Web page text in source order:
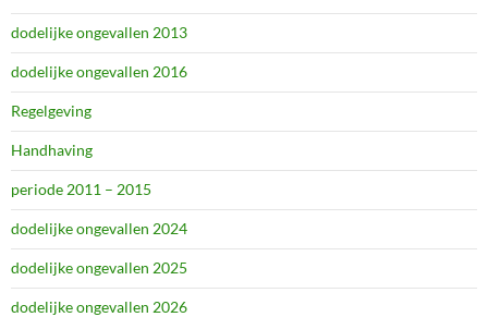
dodelijke ongevallen 2013
dodelijke ongevallen 2016
Regelgeving
Handhaving
periode 2011 – 2015
dodelijke ongevallen 2024
dodelijke ongevallen 2025
dodelijke ongevallen 2026